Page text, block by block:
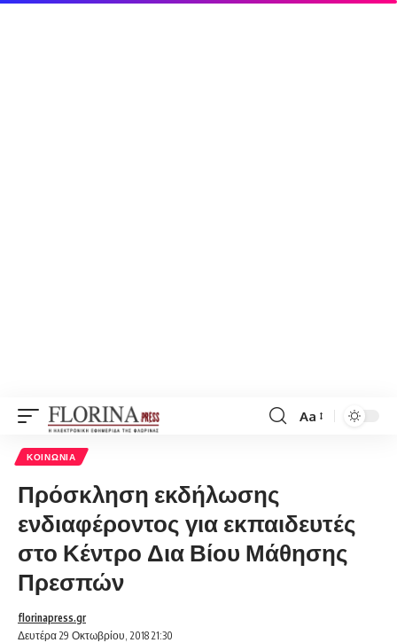
Font
Aa
ΚΟΙΝΩΝΊΑ
Πρόσκληση εκδήλωσης
ενδιαφέροντος για εκπαιδευτές
στο Κέντρο Δια Βίου Μάθησης
Πρεσπών
Δευτέρα 29 Οκτωβρίου, 2018 21:30
florinapress.gr